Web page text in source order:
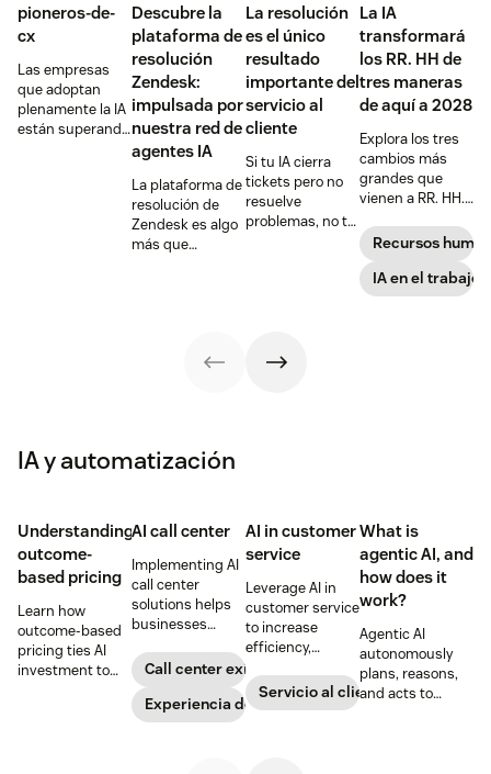
pioneros-de-
cx
Las empresas
que adoptan
plenamente la IA
están superando
Descubre la
plataforma de
resolución
Zendesk:
impulsada por
nuestra red de
agentes IA
La plataforma de
resolución de
Zendesk es algo
más que
La resolución
es el único
resultado
importante del
servicio al
cliente
Si tu IA cierra
tickets pero no
resuelve
problemas, no te
La IA
transformará
los RR. HH de
tres maneras
de aquí a 2028
Explora los tres
cambios más
grandes que
vienen a RR. HH.
adelantarte a
ellos.
Recursos
IA en el trabajo
IA y automatización
Understanding
outcome-
based pricing
Learn how
outcome-based
pricing ties AI
investment to
AI call center
Implementing AI
call center
solutions helps
businesses
customer
satisfaction,
boost team
productivity, and
Call center exitoso
Experiencia de cliente
AI in customer
service
Leverage AI in
customer service
to increase
efficiency,
operational
costs, and
Servicio al cliente con IA
What is
agentic AI, and
how does it
work?
Agentic AI
autonomously
plans, reasons,
and acts to